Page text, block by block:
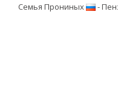
Семья Прониных -